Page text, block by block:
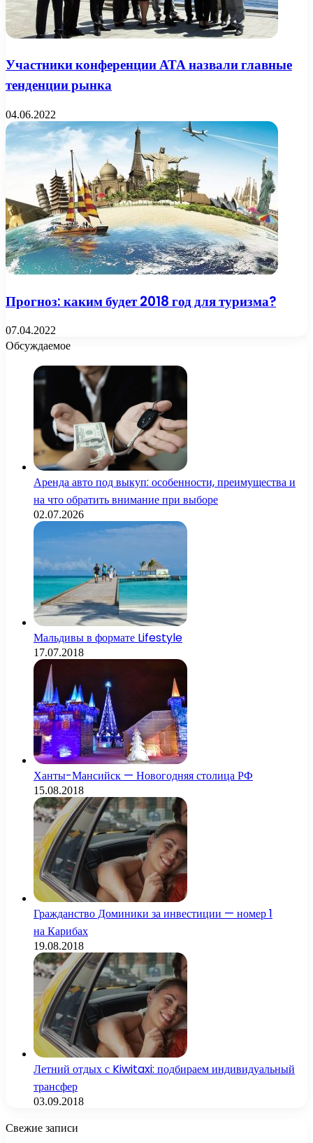
Участники конференции АТА назвали главные
тенденции рынка
04.06.2022
Прогноз: каким будет 2018 год для туризма?
07.04.2022
Обсуждаемое
Аренда авто под выкуп: особенности, преимущества и
на что обратить внимание при выборе
02.07.2026
Мальдивы в формате Lifestyle
17.07.2018
Ханты-Мансийск — Новогодняя столица РФ
15.08.2018
Гражданство Доминики за инвестиции — номер 1
на Карибах
19.08.2018
Летний отдых с Kiwitaxi: подбираем индивидуальный
трансфер
03.09.2018
Свежие записи